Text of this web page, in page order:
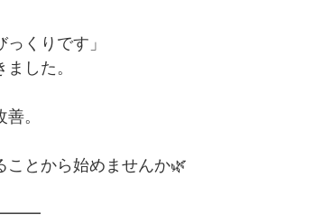
っくりです」
した。
。
ことから始めませんか🌿